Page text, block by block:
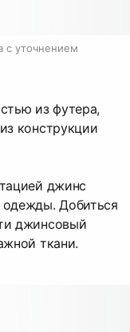
с уточнением
из футера,
конструкции
джинс
Добиться
джинсовый
ткани.